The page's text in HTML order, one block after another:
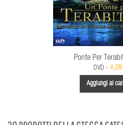
Ponte Per
DVD -
Aggiungi al